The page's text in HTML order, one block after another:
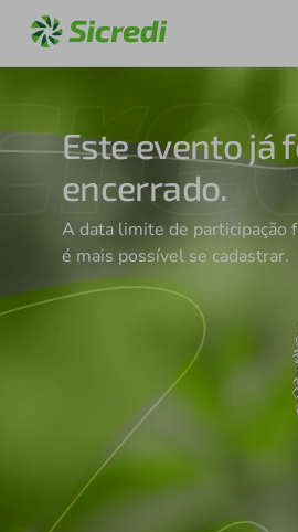
Este evento já
encerrado.
A data limite de participação
é mais possível se cadastrar.